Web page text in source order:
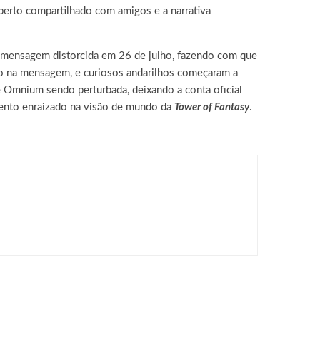
compartilhado com amigos e a narrativa
distorcida em 26 de julho, fazendo com que
mensagem, e curiosos andarilhos começaram a
sendo perturbada, deixando a conta oficial
enraizado na visão de mundo da Tower of Fantasy.